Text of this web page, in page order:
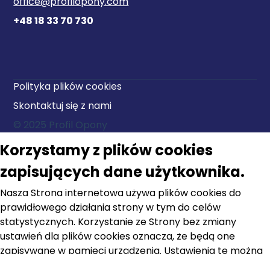
+48 18 33 70 730
Polityka plików cookies
Skontaktuj się z nami
© 2025 Profil Opony
Korzystamy z plików cookies
zapisujących dane użytkownika.
Nasza Strona internetowa używa plików cookies do
prawidłowego działania strony w tym do celów
statystycznych. Korzystanie ze Strony bez zmiany
ustawień dla plików cookies oznacza, że będą one
zapisywane w pamięci urządzenia. Ustawienia te można